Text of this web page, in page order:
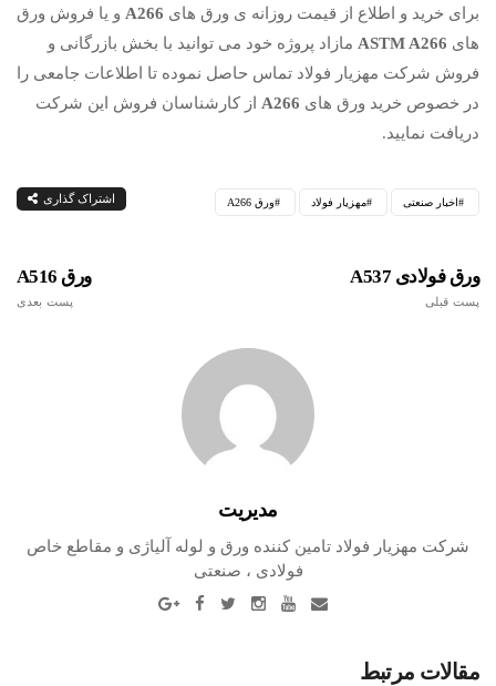
برای خرید و اطلاع از قیمت روزانه ی ورق های A266 و یا فروش ورق
های ASTM A266 مازاد پروژه خود می توانید با بخش بازرگانی و
فروش شرکت مهزیار فولاد تماس حاصل نموده تا اطلاعات جامعی را
در خصوص خرید ورق های A266 از کارشناسان فروش این شرکت
دریافت نمایید.
اخبار صنعتی مهزیار فولاد ورق A266 اشتراک گذاری
ورق A516
پست بعدی
ورق فولادی A537
پست قبلی
مدیریت
شرکت مهزیار فولاد تامین کننده ورق و لوله آلیاژی و مقاطع خاص
فولادی ، صنعتی
مقالات مرتبط